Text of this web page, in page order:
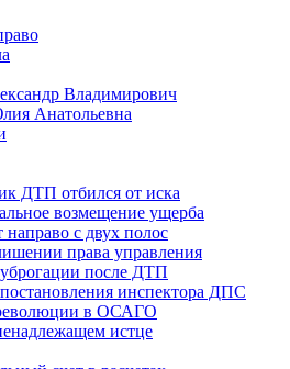
Владимирович
Анатольевна
ДТП отбился от иска
возмещение ущерба
направо с двух полос
права управления
после ДТП
инспектора ДПС
в ОСАГО
истце